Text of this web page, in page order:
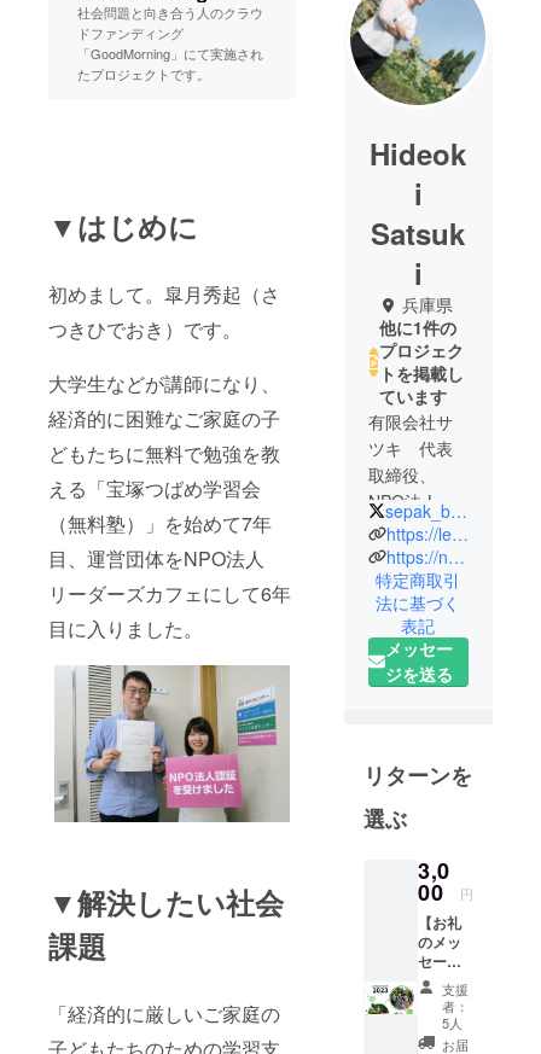
社会問題と向き合う人のクラウ
ドファンディング
「GoodMorning」にて実施され
たプロジェクトです。
▼はじめに
初めまして。皐月秀起（さ
つきひでおき）です。
大学生などが講師になり、
経済的に困難なご家庭の子
どもたちに無料で勉強を教
える「宝塚つばめ学習会
（無料塾）」を始めて7年
目、運営団体をNPO法人
リーダーズカフェにして6年
目に入りました。
▼解決したい社会
課題
「経済的に厳しいご家庭の
子どもたちのための学習支
Hideok
i
Satsuk
i
兵庫県
他に1件の
プロジェク
トを掲載し
ています
有限会社サ
ツキ 代表
取締役、
NPO法人
リーダーズ
カフェ 代
表理事
1972年兵庫
県宝塚市生
まれ。関西
学院大学卒
株式会社に
入社。大阪
～インドネ
カルタ）～
福岡～東京
に勤務し、
2008年に退
社。日本ハ
ンター・ダ
グラス（現
sepak_bola0726
https://leaderscafe.jimdo.com/
https://note.mu/hideoki0726
特定商取引
法に基づく
表記
メッセー
ジを送る
リターンを
選ぶ
3,0
00 円
【お礼
のメッ
セージ
と活動
報告
書】お
礼の手
支援
者：
5人
お届